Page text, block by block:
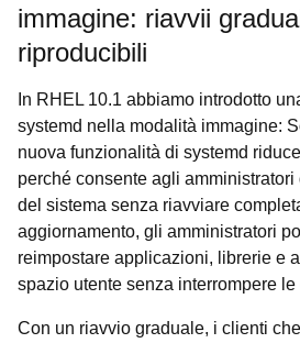
immagine: riavvii
riproducibili
In RHEL 10.1 abbiamo introdotto
systemd nella modalità immagine:
nuova funzionalità di systemd
perché consente agli
del sistema senza riavviare
aggiornamento, gli amministratori
reimpostare applicazioni, librerie e
spazio utente senza interrompere
Con un riavvio graduale, i clienti